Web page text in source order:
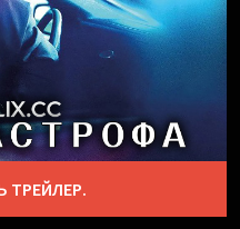
ТРЕЙЛЕР.